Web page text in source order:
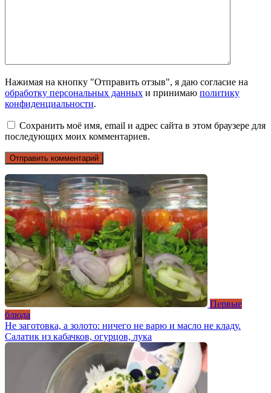
Нажимая на кнопку "Отправить отзыв", я даю согласие на
обработку персональных данных и принимаю политику
конфиденциальности.
Сохранить моё имя, email и адрес сайта в этом браузере для
последующих моих комментариев.
Первые
блюда
Не заготовка, а золото: ничего не варю и масло не кладу.
Салатик из кабачков, огурцов, лука